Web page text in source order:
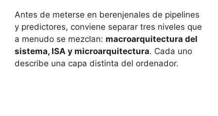
Antes de meterse en berenjenales de pipelines
y predictores, conviene separar tres niveles que
a menudo se mezclan: macroarquitectura del
sistema, ISA y microarquitectura. Cada uno
describe una capa distinta del ordenador.